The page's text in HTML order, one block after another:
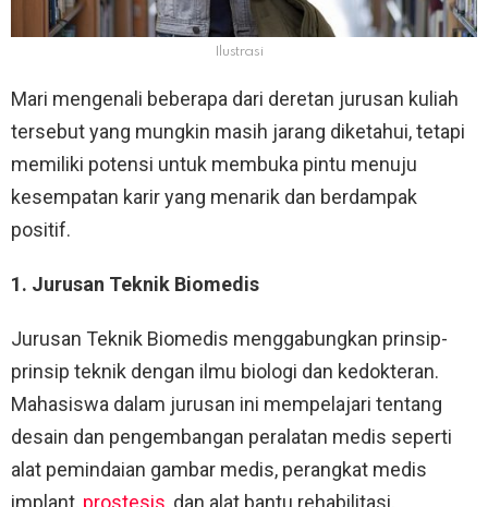
Ilustrasi
Mari mengenali beberapa dari deretan jurusan kuliah
tersebut yang mungkin masih jarang diketahui, tetapi
memiliki potensi untuk membuka pintu menuju
kesempatan karir yang menarik dan berdampak
positif.
1. Jurusan Teknik Biomedis
Jurusan Teknik Biomedis menggabungkan prinsip-
prinsip teknik dengan ilmu biologi dan kedokteran.
Mahasiswa dalam jurusan ini mempelajari tentang
desain dan pengembangan peralatan medis seperti
alat pemindaian gambar medis, perangkat medis
implant, prostesis, dan alat bantu rehabilitasi.